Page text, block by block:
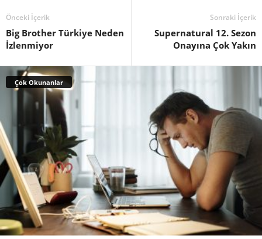
Önceki İçerik
Big Brother Türkiye Neden
İzlenmiyor
Sonraki İçerik
Supernatural 12. Sezon
Onayına Çok Yakın
Çok Okunanlar